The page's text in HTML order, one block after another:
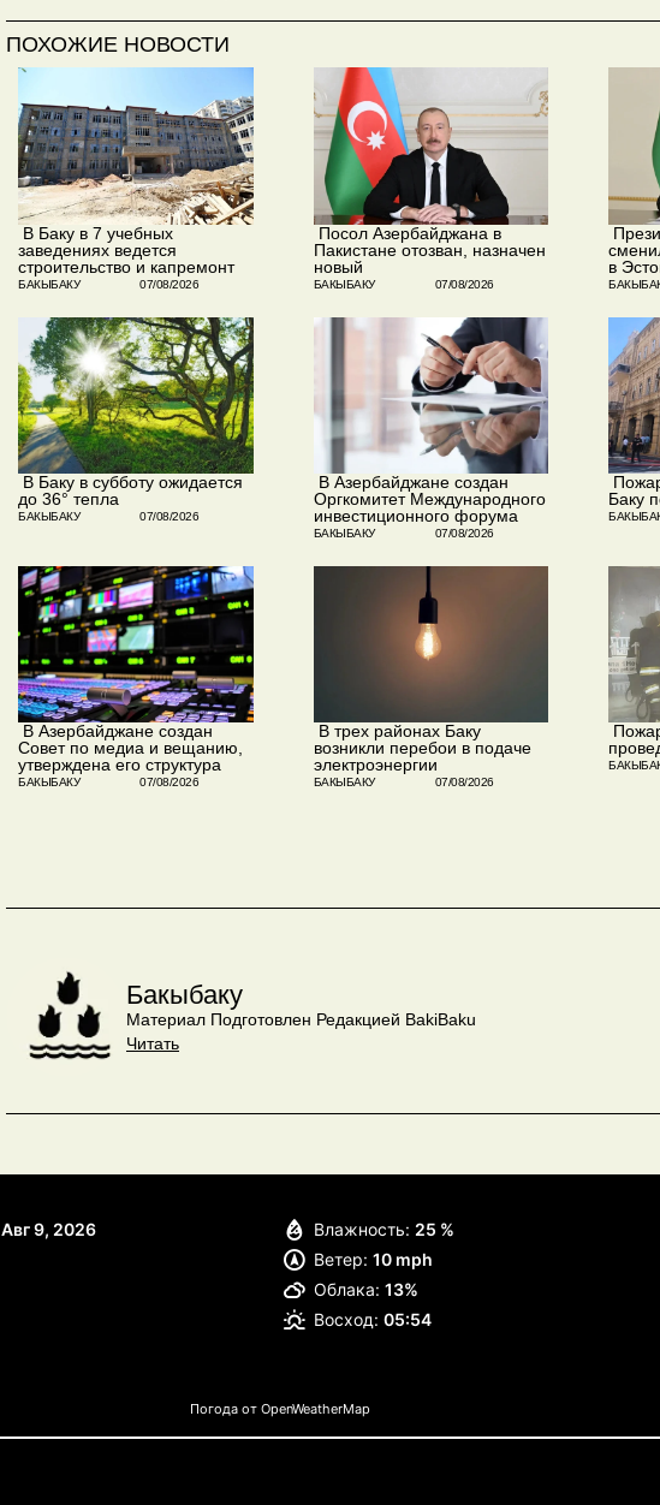
ПОХОЖИЕ НОВОСТИ
​ В Баку в 7 учебных
заведениях ведется
строительство и капремонт
БАКЫБАКУ 07/08/2026
​ Посол Азербайджана в
Пакистане отозван, назначен
новый
БАКЫБАКУ 07/08/2026
в
​ В Баку в субботу ожидается
до 36° тепла
БАКЫБАКУ 07/08/2026
​ В Азербайджане создан
Оргкомитет Международного
инвестиционного форума
БАКЫБАКУ 07/08/2026
Баку
​ В Азербайджане создан
Совет по медиа и вещанию,
утверждена его структура
БАКЫБАКУ 07/08/2026
​ В трех районах Баку
возникли перебои в подаче
электроэнергии
БАКЫБАКУ 07/08/2026
Бакыбаку
Материал Подготовлен Редакцией BakiBaku
Читать
Авг 9, 2026 Влажность: 25 %
Ветер: 10 mph
Облака: 13%
Восход: 05:54
Погода от OpenWeatherMap